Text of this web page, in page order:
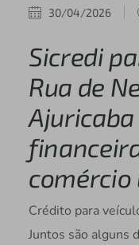
30/04/2026
Sicredi
Rua de
comércio
Crédito para
Juntos são alguns